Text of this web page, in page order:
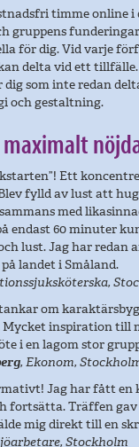
timme online
gruppens
för dig. Vid varje
delta vid ett
som inte redan
och gestaltning.
Ett
fylld av lust att
med
endast 60 minuter
lust. Jag har redan
landet i Småland.
om
Mycket inspiration till
i en lagom stor
, Ekonom,
Jag har fått en
fortsätta. Träffen
mig direkt till en
Stockholm